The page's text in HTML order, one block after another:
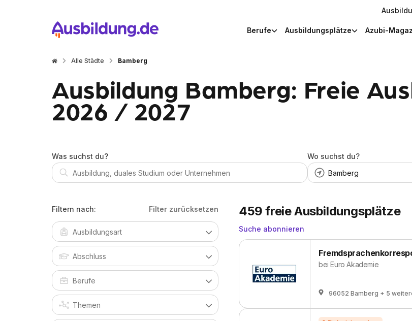
Berufe Ausbildungsplätze Azubi-
Alle Städte Bamberg
Ausbildung Bamberg: Freie
2026 / 2027
Was suchst du?
Wo suchst du?
Filtern nach: Filter zurücksetzen 459 freie Ausbildungsplätze
Suche abonnieren
beiEuro Akademie
96052 Bamberg + 5